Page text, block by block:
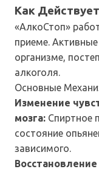
Как
«АлкоСтоп»
приеме.
организме,
алкоголя.
Основные
Изменение
мозга: Спиртное
состояние
зависимого.